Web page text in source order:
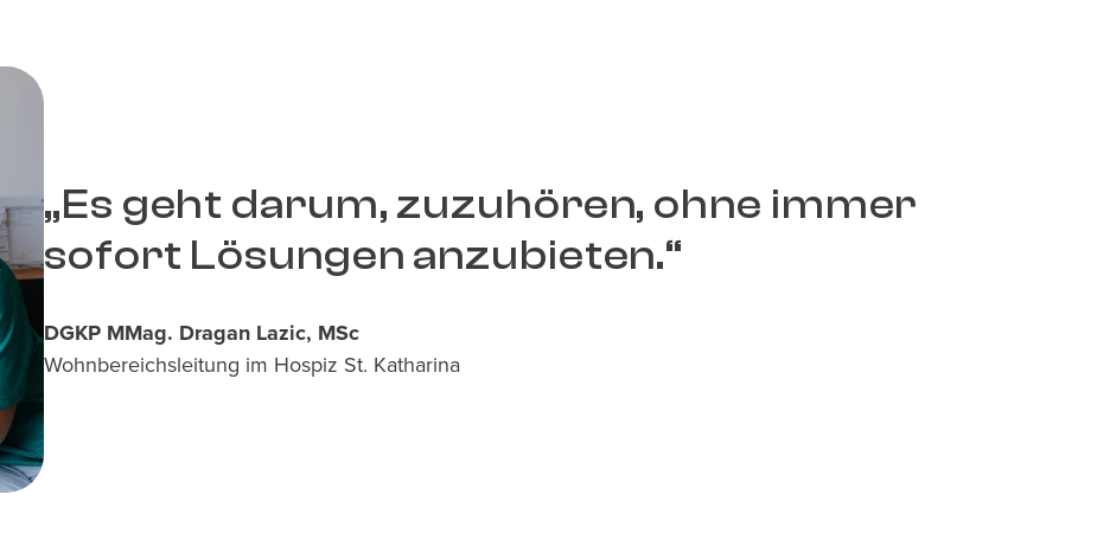
„Es geht darum, zuzuhören, ohne immer
sofort Lösungen anzubieten.“
DGKP MMag. Dragan Lazic, MSc
Wohnbereichsleitung im Hospiz St. Katharina